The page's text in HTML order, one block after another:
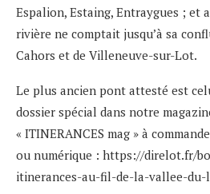
Espalion, Estaing, Entraygues ; et
rivière ne comptait jusqu’à sa
Cahors et de Villeneuve-sur-Lot.
Le plus ancien pont attesté est
dossier spécial dans notre
« ITINERANCES mag » à
ou numérique : https://direlot.fr/
itinerances-au-fil-de-la-vallee-du-